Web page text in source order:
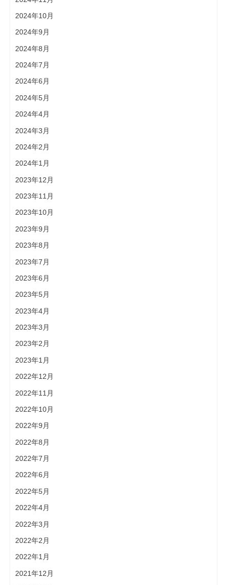
2024年10月
2024年9月
2024年8月
2024年7月
2024年6月
2024年5月
2024年4月
2024年3月
2024年2月
2024年1月
2023年12月
2023年11月
2023年10月
2023年9月
2023年8月
2023年7月
2023年6月
2023年5月
2023年4月
2023年3月
2023年2月
2023年1月
2022年12月
2022年11月
2022年10月
2022年9月
2022年8月
2022年7月
2022年6月
2022年5月
2022年4月
2022年3月
2022年2月
2022年1月
2021年12月